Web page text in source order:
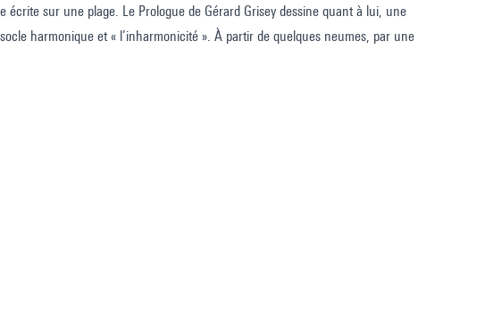
sur une plage. Le Prologue de Gérard Grisey dessine quant à lui, une
harmonique et « l’inharmonicité ». À partir de quelques neumes, par une